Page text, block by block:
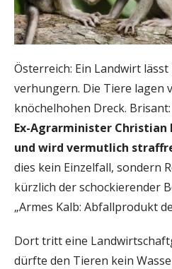
Österreich: Ein Landwirt lässt
verhungern. Die Tiere lagen
knöchelhohen Dreck. Brisant:
Ex-Agrarminister
und wird vermutlich
dies kein Einzelfall, sondern
kürzlich der schockierender
„Armes Kalb: Abfallprodukt
Dort tritt eine
dürfte den Tieren kein